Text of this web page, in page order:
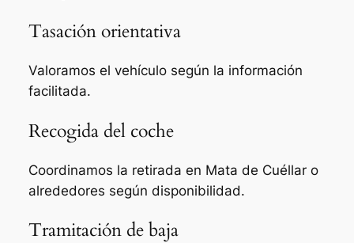
Tasación orientativa
Valoramos el vehículo según la información
facilitada.
Recogida del coche
Coordinamos la retirada en Mata de Cuéllar o
alrededores según disponibilidad.
Tramitación de baja